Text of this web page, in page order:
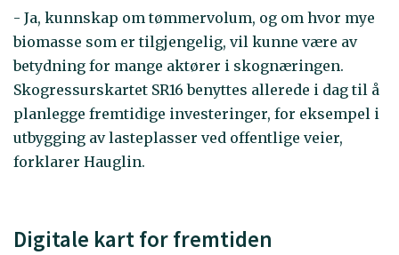
- Ja, kunnskap om tømmervolum, og om hvor mye
biomasse som er tilgjengelig, vil kunne være av
betydning for mange aktører i skognæringen.
Skogressurskartet SR16 benyttes allerede i dag til å
planlegge fremtidige investeringer, for eksempel i
utbygging av lasteplasser ved offentlige veier,
forklarer Hauglin.
Digitale kart for fremtiden